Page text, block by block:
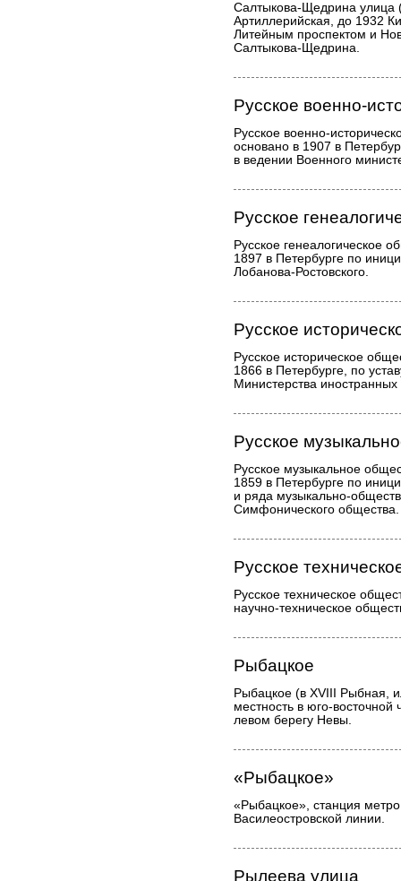
Салтыкова-Щедрина улица
Артиллерийская, до 1932
Литейным проспектом и
Салтыкова-Щедрина.
Русское военно-
Русское военно-
основано в 1907 в
в ведении Военного
Русское
Русское генеалогическое
1897 в Петербурге по
Лобанова-Ростовского.
Русское
Русское историческое
1866 в Петербурге, по
Министерства
Русское
Русское музыкальное
1859 в Петербурге по
и ряда музыкально-
Симфонического общества.
Русское
Русское техническое
научно-техническое
Рыбацкое
Рыбацкое (в XVIII Рыбная,
местность в юго-восточной
левом берегу Невы.
«Рыбацкое»
«Рыбацкое», станция
Василеостровской линии.
Рылеева улица